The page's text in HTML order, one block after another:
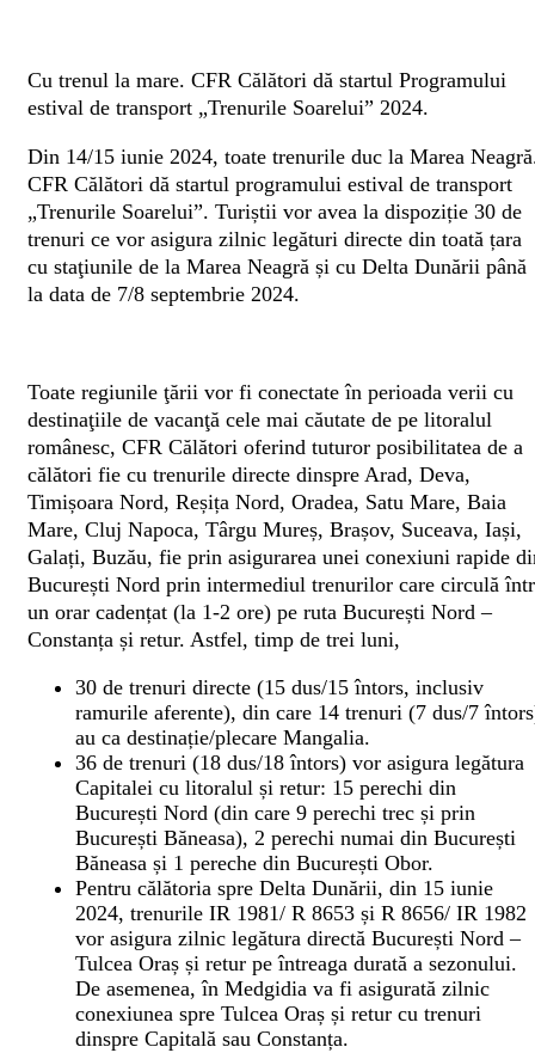
Cu trenul la mare. CFR Călători dă startul Programului
estival de transport „Trenurile Soarelui” 2024.
Din 14/15 iunie 2024, toate trenurile duc la Marea
CFR Călători dă startul programului estival de transport
„Trenurile Soarelui”. Turiștii vor avea la dispoziție 30 de
trenuri ce vor asigura zilnic legături directe din toată țara
cu staţiunile de la Marea Neagră și cu Delta Dunării până
la data de 7/8 septembrie 2024.
Toate regiunile ţării vor fi conectate în perioada verii cu
destinaţiile de vacanţă cele mai căutate de pe litoralul
românesc, CFR Călători oferind tuturor posibilitatea de a
călători fie cu trenurile directe dinspre Arad, Deva,
Timișoara Nord, Reșița Nord, Oradea, Satu Mare, Baia
Mare, Cluj Napoca, Târgu Mureș, Brașov, Suceava, Iași,
Galați, Buzău, fie prin asigurarea unei conexiuni rapide
București Nord prin intermediul trenurilor care circulă
un orar cadențat (la 1-2 ore) pe ruta București Nord –
Constanța și retur. Astfel, timp de trei luni,
30 de trenuri directe (15 dus/15 întors, inclusiv
ramurile aferente), din care 14 trenuri (7 dus/7
au ca destinație/plecare Mangalia.
36 de trenuri (18 dus/18 întors) vor asigura legătura
Capitalei cu litoralul și retur: 15 perechi din
București Nord (din care 9 perechi trec și prin
București Băneasa), 2 perechi numai din București
Băneasa și 1 pereche din București Obor.
Pentru călătoria spre Delta Dunării, din 15 iunie
2024, trenurile IR 1981/ R 8653 și R 8656/ IR 1982
vor asigura zilnic legătura directă București Nord –
Tulcea Oraș și retur pe întreaga durată a sezonului.
De asemenea, în Medgidia va fi asigurată zilnic
conexiunea spre Tulcea Oraș și retur cu trenuri
dinspre Capitală sau Constanța.